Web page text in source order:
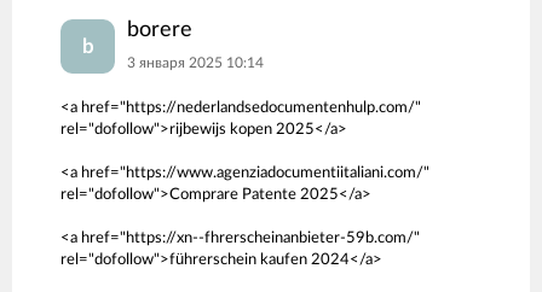
b
borere
3 января 2025 10:14
<a href="https://nederlandsedocumentenhulp.com/"
rel="dofollow">rijbewijs kopen 2025</a>
<a href="https://www.agenziadocumentiitaliani.com/"
rel="dofollow">Comprare Patente 2025</a>
<a href="https://xn--fhrerscheinanbieter-59b.com/"
rel="dofollow">führerschein kaufen 2024</a>